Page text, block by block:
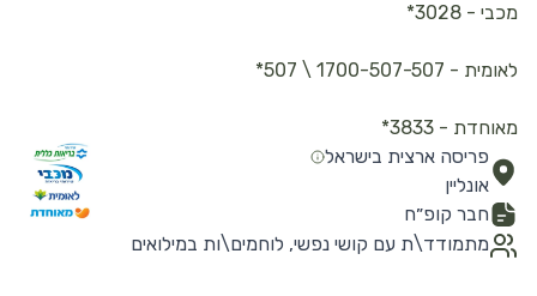
מכבי - 3028*
לאומית - 1700-507-507 \ 507*
מאוחדת - 3833*
פריסה ארצית בישראל
אונליין
חבר קופ״ח
מתמודד\ת עם קושי נפשי, לוחמים\ות במילואים